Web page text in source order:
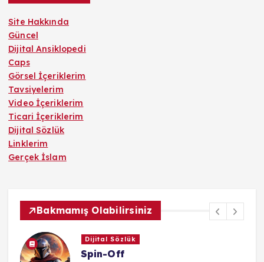
Site Hakkında
Güncel
Dijital Ansiklopedi
Caps
Görsel İçeriklerim
Tavsiyelerim
Video İçeriklerim
Ticari İçeriklerim
Dijital Sözlük
Linklerim
Gerçek İslam
Bakmamış Olabilirsiniz
Dijital Sözlük
Spin-Off